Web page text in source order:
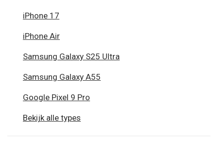
iPhone 17
iPhone Air
Samsung Galaxy S25 Ultra
Samsung Galaxy A55
Google Pixel 9 Pro
Bekijk alle types